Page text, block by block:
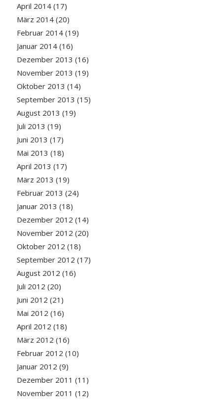
April 2014(17)
März 2014(20)
Februar 2014(19)
Januar 2014(16)
Dezember 2013 (16)
November 2013 (19)
Oktober 2013 (14)
September 2013 (15)
August 2013 (19)
Juli 2013 (19)
Juni 2013 (17)
Mai 2013 (18)
April 2013 (17)
März 2013 (19)
Februar 2013 (24)
Januar 2013 (18)
Dezember 2012 (14)
November 2012 (20)
Oktober 2012 (18)
September 2012 (17)
August 2012 (16)
Juli 2012 (20)
Juni 2012 (21)
Mai 2012 (16)
April 2012 (18)
März 2012 (16)
Februar 2012 (10)
Januar 2012 (9)
Dezember 2011 (11)
November 2011 (12)